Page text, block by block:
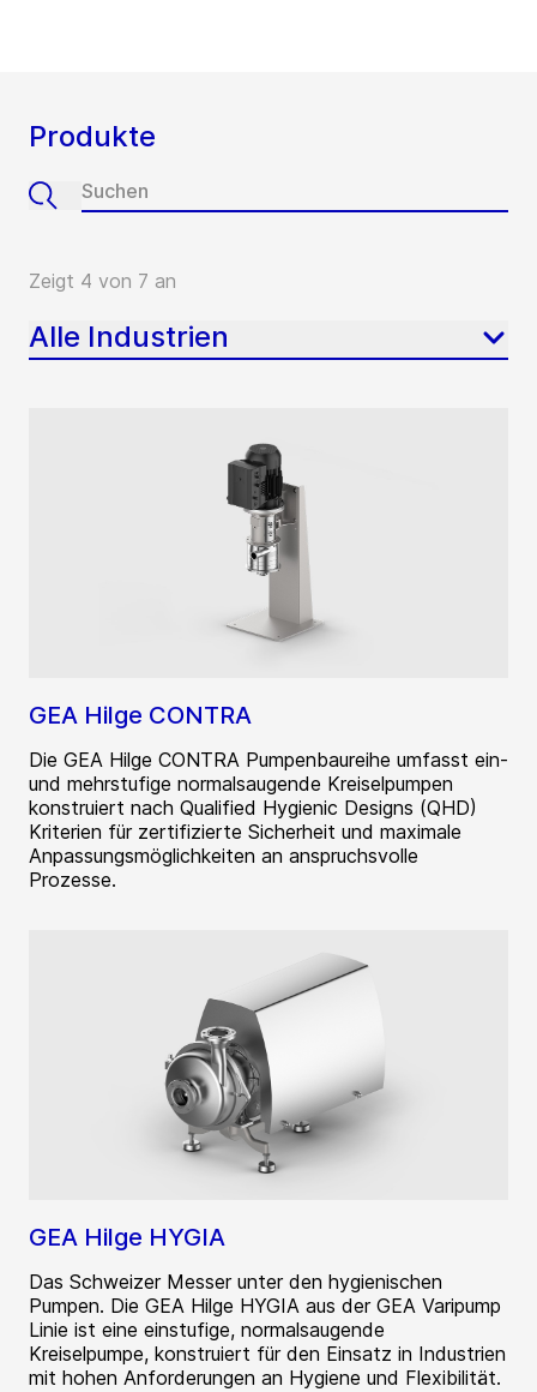
Produkte
Zeigt 4 von 7 an
Alle Industrien
GEA Hilge CONTRA
Die GEA Hilge CONTRA Pumpenbaureihe umfasst ein-
und mehrstufige normalsaugende Kreiselpumpen
konstruiert nach Qualified Hygienic Designs (QHD)
Kriterien für zertifizierte Sicherheit und maximale
Anpassungsmöglichkeiten an anspruchsvolle
Prozesse.
GEA Hilge HYGIA
Das Schweizer Messer unter den hygienischen
Pumpen. Die GEA Hilge HYGIA aus der GEA Varipump
Linie ist eine einstufige, normalsaugende
Kreiselpumpe, konstruiert für den Einsatz in Industrien
mit hohen Anforderungen an Hygiene und Flexibilität.